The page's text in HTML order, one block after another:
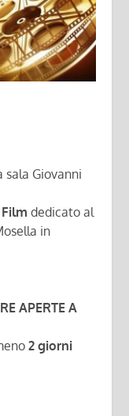
sala Giovanni
Film dedicato al
in
APERTE A
2 giorni